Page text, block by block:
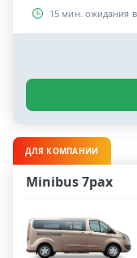
15 мин. ожидания
ДЛЯ КОМПАНИИ
Minibus 7pax